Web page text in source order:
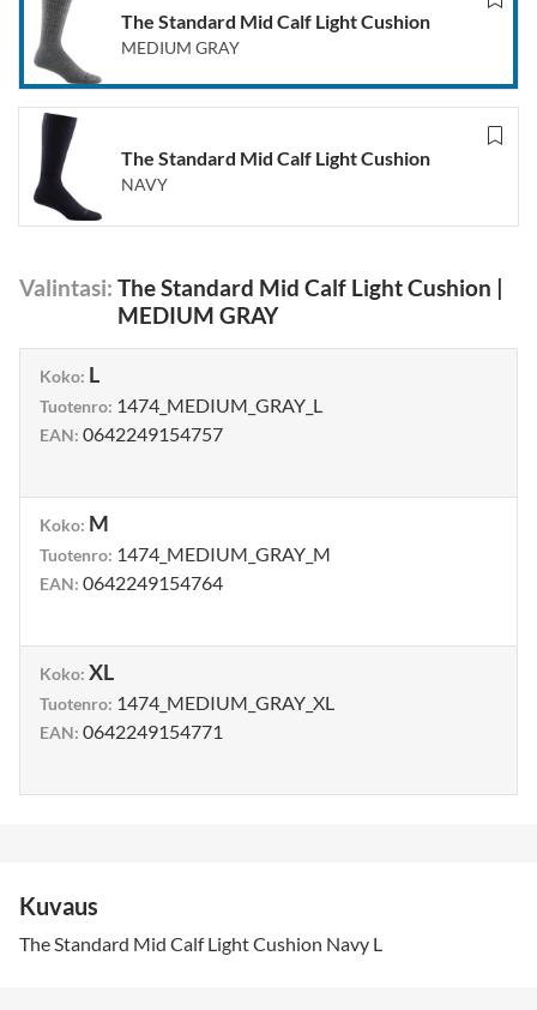
The Standard Mid Calf Light Cushion
MEDIUM GRAY
The Standard Mid Calf Light Cushion
NAVY
Valintasi: The Standard Mid Calf Light Cushion |
MEDIUM GRAY
Koko: L
Tuotenro: 1474_MEDIUM_GRAY_L
EAN: 0642249154757
Koko: M
Tuotenro: 1474_MEDIUM_GRAY_M
EAN: 0642249154764
Koko: XL
Tuotenro: 1474_MEDIUM_GRAY_XL
EAN: 0642249154771
Kuvaus
The Standard Mid Calf Light Cushion Navy L